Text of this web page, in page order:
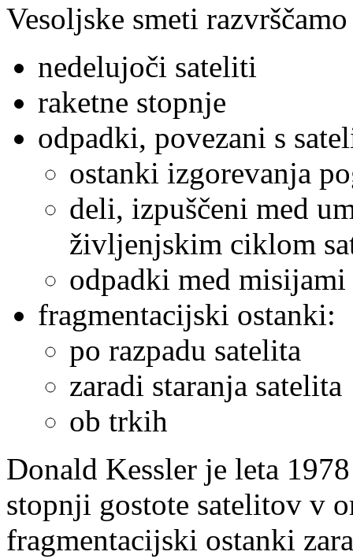
Vesoljske smeti
nedelujoči sateliti
raketne stopnje
odpadki, povezani s
ostanki izgorevanja
deli, izpuščeni med
življenjskim ciklom
odpadki med
fragmentacijski ostanki:
po razpadu satelita
zaradi staranja satelita
ob trkih
Donald Kessler je leta
stopnji gostote satelitov v
fragmentacijski ostanki